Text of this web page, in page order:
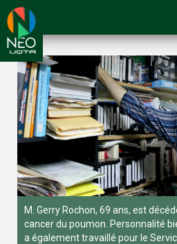
M. Gerry Rochon, 69 ans, est
cancer du poumon. Personnalité
a également travaillé pour le